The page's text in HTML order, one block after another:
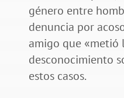
género entre
denuncia por
amigo que «metió
desconocimiento
estos casos.